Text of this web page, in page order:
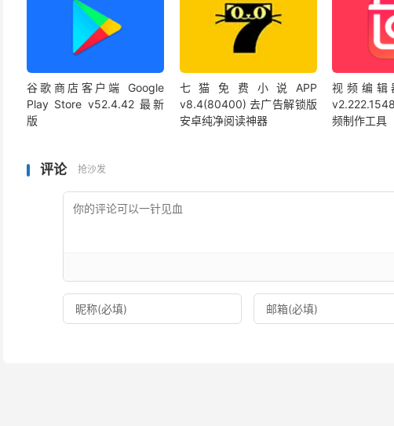
谷歌商店客户端 Google
Play Store v52.4.42 最新
版
七猫免费小说APP
v8.4(80400) 去广告解锁版
安卓纯净阅读神器
视频编辑
频制作工具
评论 抢沙发